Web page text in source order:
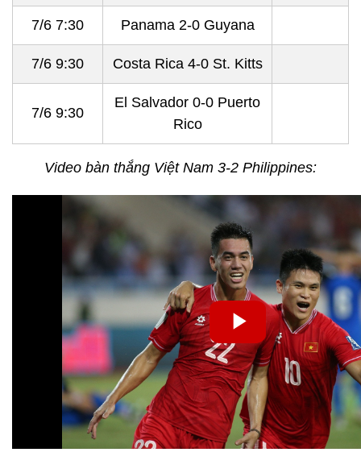
7/6 7:30 Panama 2-0 Guyana
7/6 9:30 Costa Rica 4-0 St. Kitts
7/6 9:30
El Salvador 0-0 Puerto
Rico
Video bàn thắng Việt Nam 3-2 Philippines: